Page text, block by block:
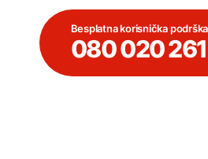
Besplatna korisnička
080 020 261